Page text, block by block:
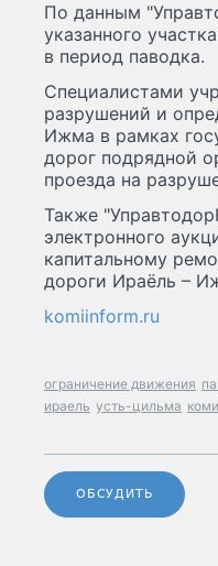
По данным
указанного
в период паводка.
Специалистами
разрушений и
Ижма в рамках
дорог подрядной
проезда на
Также
электронного
капитальному
дороги Ираёль –
komiinform.ru
ограничение движения
ираель усть-цильма коми
ОБСУДИТЬ